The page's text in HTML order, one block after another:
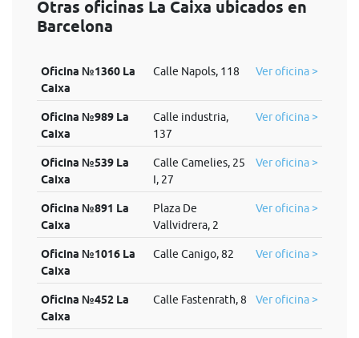
Otras oficinas La Caixa ubicados en
Barcelona
Oficina №1360 La
Caixa
Calle Napols, 118 Ver oficina >
Oficina №989 La
Caixa
Calle industria,
137
Ver oficina >
Oficina №539 La
Caixa
Calle Camelies, 25
I, 27
Ver oficina >
Oficina №891 La
Caixa
Plaza De
Vallvidrera, 2
Ver oficina >
Oficina №1016 La
Caixa
Calle Canigo, 82 Ver oficina >
Oficina №452 La
Caixa
Calle Fastenrath, 8 Ver oficina >